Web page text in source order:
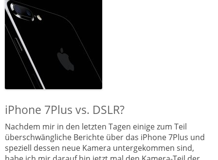
iPhone 7Plus vs. DSLR?
Nachdem mir in den letzten Tagen einige zum Teil
überschwängliche Berichte über das iPhone 7Plus und
speziell dessen neue Kamera untergekommen sind,